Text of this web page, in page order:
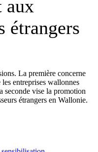
aux
étrangers
La première concerne
entreprises wallonnes
seconde vise la promotion
étrangers en Wallonie.